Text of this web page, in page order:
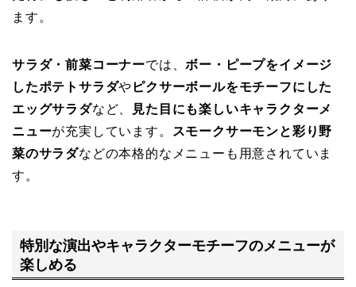
ます。
サラダ・前菜コーナーでは、ボー・ピープをイメージ
したポテトサラダや ピクサーボールをモチーフにした
エッグサラダなど、
見た目にも楽しいキャラクターメ
ニューが充実しています。
スモークサーモンと彩り野
菜のサラダなどの本格的なメニューも用意されていま
す。
特別な演出やキャラクターモチーフのメニューが
楽しめる